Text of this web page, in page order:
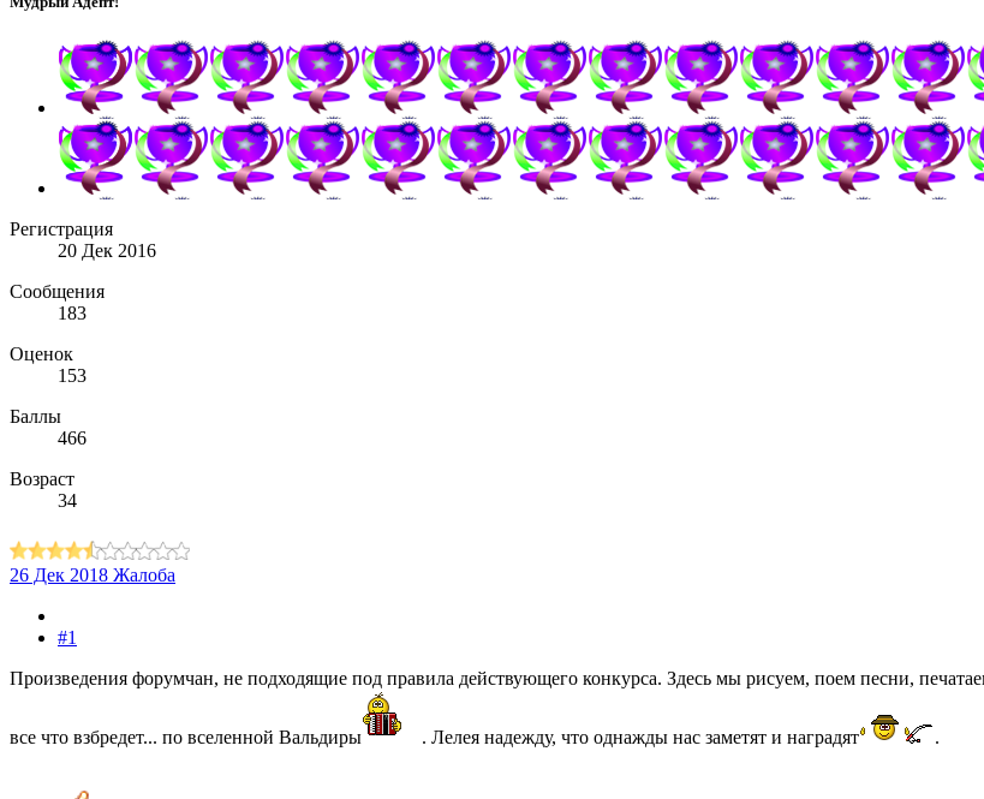
Регистрация
20 Дек 2016
Сообщения
183
Оценок
153
Баллы
466
Возраст
34
26 Дек 2018 Жалоба
#1
Произведения форумчан, не подходящие под правила действующего конкурса. Здесь мы рисуем, поем песни,
все что взбредет... по вселенной Вальдиры . Лелея надежду, что однажды нас заметят и наградят .